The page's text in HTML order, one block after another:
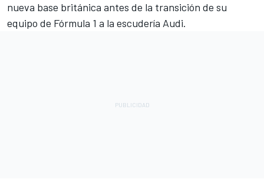
nueva base británica antes de la transición de su
equipo de Fórmula 1 a la escudería Audi.